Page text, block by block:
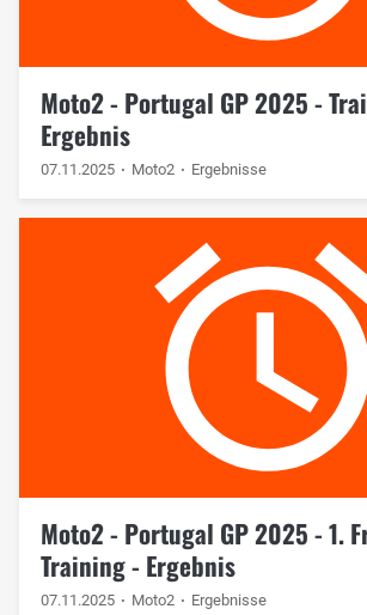
Moto2 - Portugal GP 2025 -
Ergebnis
07.11.2025 Moto2 Ergebnisse
Moto2 - Portugal GP 2025 - 1.
Training - Ergebnis
07.11.2025 Moto2 Ergebnisse